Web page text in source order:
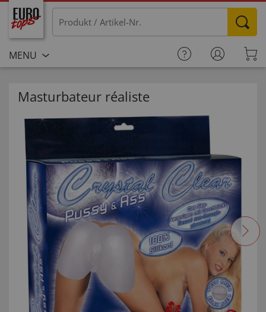
MENU
Masturbateur réaliste